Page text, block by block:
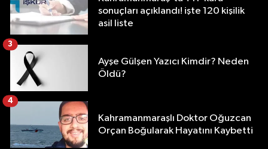
sonuçları açıklandı! işte 120 kişilik
asil liste
Ayşe Gülşen Yazıcı Kimdir? Neden
Öldü?
3
Kahramanmaraşlı Doktor Oğuzcan
Orçan Boğularak Hayatını Kaybetti
4